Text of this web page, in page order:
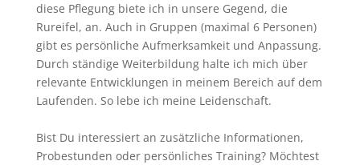
diese Pflegung biete ich in unsere Gegend, die
Rureifel, an. Auch in Gruppen (maximal 6 Personen)
gibt es persönliche Aufmerksamkeit und Anpassung.
Durch ständige Weiterbildung halte ich mich über
relevante Entwicklungen in meinem Bereich auf dem
Laufenden. So lebe ich meine Leidenschaft.
Bist Du interessiert an zusätzliche Informationen,
Probestunden oder persönliches Training? Möchtest